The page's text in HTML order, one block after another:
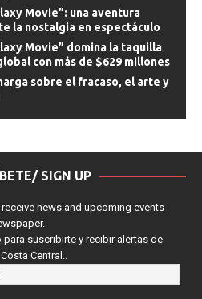
Movie”: una aventura
la nostalgia en espectáculo
Movie” domina la taquilla
con más de $629 millones
sobre el fracaso, el arte y
SIGN UP
news and upcoming events
suscribirte y recibir alertas de
Central..